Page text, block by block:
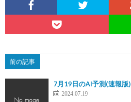
前の記事
7月19日のAI予測(速報版)
2024.07.19